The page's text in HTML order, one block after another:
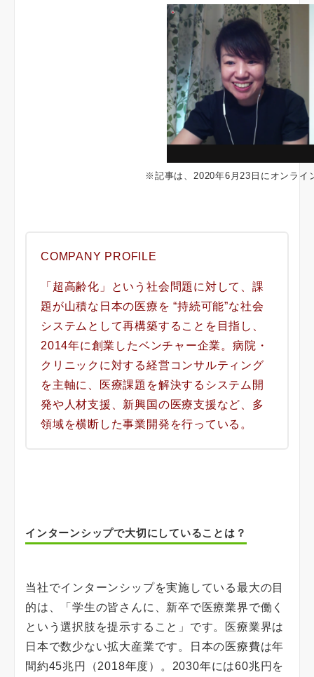
※記事は、2020年6月23日にオンライ
COMPANY PROFILE
「超高齢化」という社会問題に対して、課
題が山積な日本の医療を “持続可能”な社会
システムとして再構築することを目指し、
2014年に創業したベンチャー企業。病院・
クリニックに対する経営コンサルティング
を主軸に、医療課題を解決するシステム開
発や人材支援、新興国の医療支援など、多
領域を横断した事業開発を行っている。
インターンシップで大切にしていることは？
当社でインターンシップを実施している最大の目
的は、「学生の皆さんに、新卒で医療業界で働く
という選択肢を提示すること」です。医療業界は
日本で数少ない拡大産業です。日本の医療費は年
間約45兆円（2018年度）。2030年には60兆円を